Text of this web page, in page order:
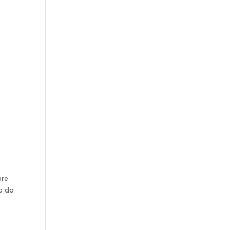
do